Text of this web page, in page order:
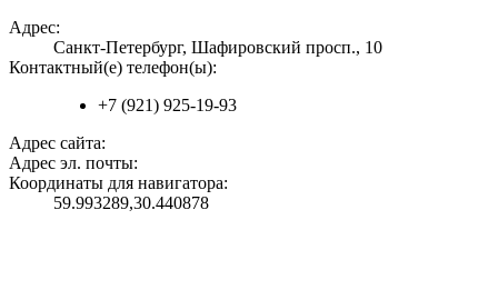
Адрес:
Санкт-Петербург, Шафировский просп., 10
Контактный(е) телефон(ы):
+7 (921) 925-19-93
Адрес сайта:
Адрес эл. почты:
Координаты для навигатора:
59.993289,30.440878